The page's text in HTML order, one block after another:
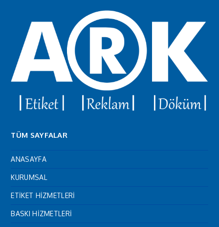
TÜM SAYFALAR
ANASAYFA
KURUMSAL
ETİKET HİZMETLERİ
BASKI HİZMETLERİ